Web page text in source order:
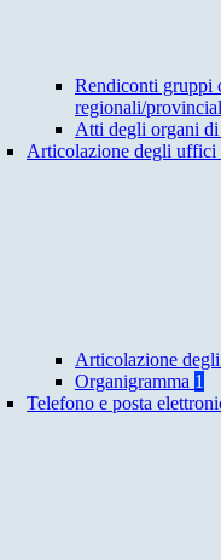
Rendiconti gruppi
regionali/
Atti degli organi
Articolazione degli uffici
Articolazione
Organigramma 1
Telefono e posta